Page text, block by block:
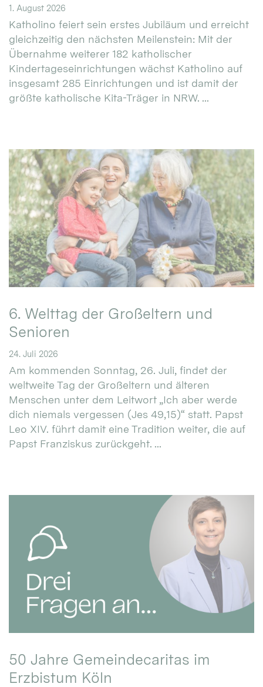
1. August 2026
Katholino feiert sein erstes Jubiläum und erreicht
gleichzeitig den nächsten Meilenstein: Mit der
Übernahme weiterer 182 katholischer
Kindertageseinrichtungen wächst Katholino auf
insgesamt 285 Einrichtungen und ist damit der
größte katholische Kita-Träger in NRW. ...
6. Welttag der Großeltern und
Senioren
24. Juli 2026
Am kommenden Sonntag, 26. Juli, findet der
weltweite Tag der Großeltern und älteren
Menschen unter dem Leitwort „Ich aber werde
dich niemals vergessen (Jes 49,15)“ statt. Papst
Leo XIV. führt damit eine Tradition weiter, die auf
Papst Franziskus zurückgeht. ...
50 Jahre Gemeindecaritas im
Erzbistum Köln